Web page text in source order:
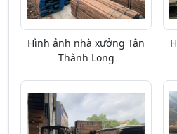
Hình ảnh nhà xưởng Tân
Thành Long